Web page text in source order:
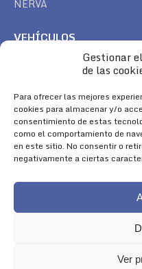
Gestionar
de las
Para ofrecer las mejores
cookies para almacenar y/o
consentimiento de estas
como el comportamiento de
en este sitio. No consentir o
negativamente a ciertas
Ver
NERVA
VEHÍCULOS
TREK
SÍGUENOS
Encuéntranos en:
Facebook
page
YouTube
page
Instagram
page